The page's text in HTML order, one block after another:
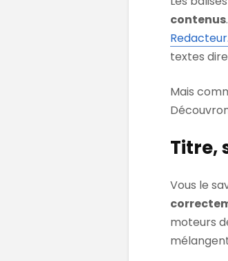
contenus
textes
Mais
Titre,
Vous le
moteurs